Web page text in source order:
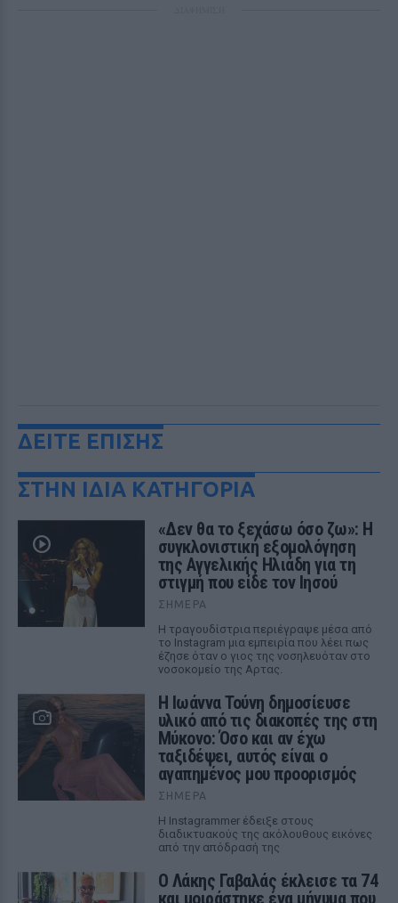
ΔΕΙΤΕ ΕΠΙΣΗΣ
ΣΤΗΝ ΙΔΙΑ ΚΑΤΗΓΟΡΙΑ
«Δεν θα το ξεχάσω όσο ζω»: Η
συγκλονιστική εξομολόγηση
της Αγγελικής Ηλιάδη για τη
στιγμή που είδε τον Ιησού
ΣΉΜΕΡΑ
Η τραγουδίστρια περιέγραψε μέσα από
το Instagram μια εμπειρία που λέει πως
έζησε όταν ο γιος της νοσηλευόταν στο
νοσοκομείο της Αρτας.
Η Ιωάννα Τούνη δημοσίευσε
υλικό από τις διακοπές της στη
Μύκονο: Όσο και αν έχω
ταξιδέψει, αυτός είναι ο
αγαπημένος μου προορισμός
ΣΉΜΕΡΑ
Η Instagrammer έδειξε στους
διαδικτυακούς της ακόλουθους εικόνες
από την απόδρασή της
Ο Λάκης Γαβαλάς έκλεισε τα 74
και μοιράστηκε ένα μήνυμα που